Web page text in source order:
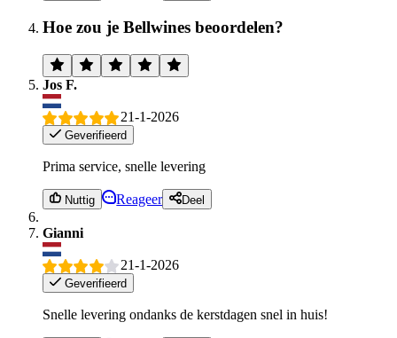
Hoe zou je Bellwines beoordelen?
Jos F.
21-1-2026
Geverifieerd
Prima service, snelle levering
Nuttig Reageer Deel
Gianni
21-1-2026
Geverifieerd
Snelle levering ondanks de kerstdagen snel in huis!